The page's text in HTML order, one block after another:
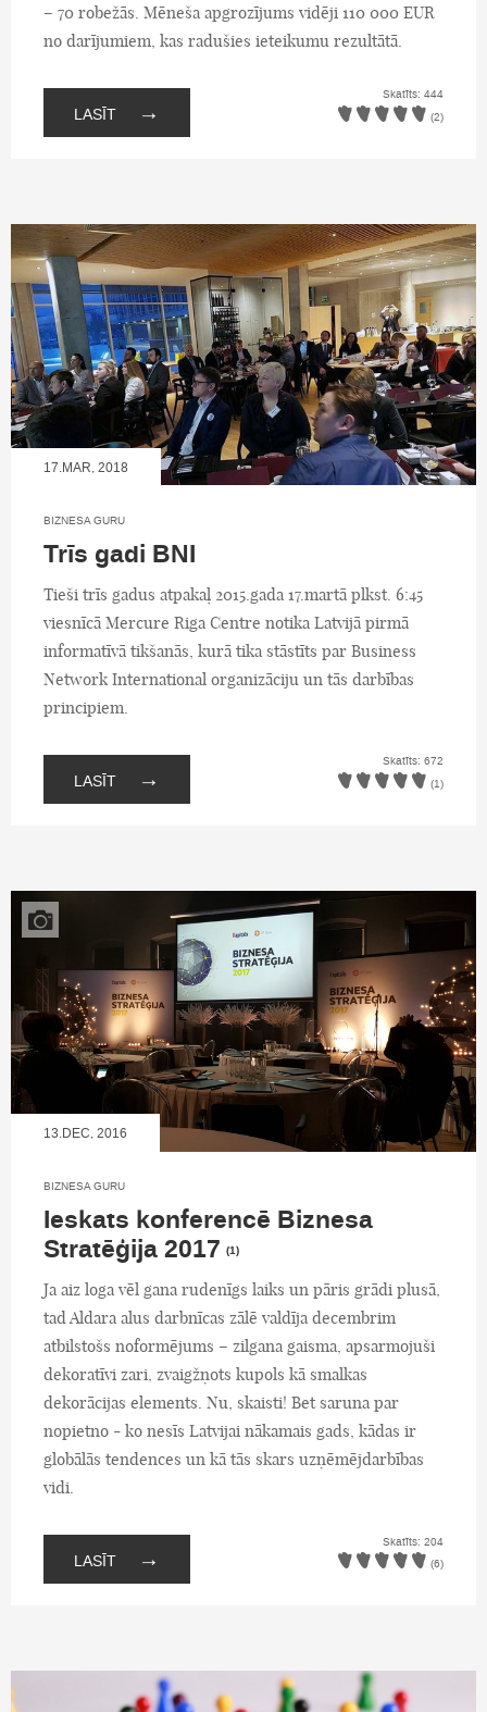
– 70 robežās. Mēneša apgrozījums vidēji 110 000 EUR
no darījumiem, kas radušies ieteikumu rezultātā.
LASĪT →
Skatīts: 444
(2)
17.MAR, 2018
BIZNESA GURU
Trīs gadi BNI
Tieši trīs gadus atpakaļ 2015.gada 17.martā plkst. 6:45
viesnīcā Mercure Riga Centre notika Latvijā pirmā
informatīvā tikšanās, kurā tika stāstīts par Business
Network International organizāciju un tās darbības
principiem.
LASĪT →
Skatīts: 672
(1)
13.DEC, 2016
BIZNESA GURU
Ieskats konferencē Biznesa
Stratēģija 2017 (1)
Ja aiz loga vēl gana rudenīgs laiks un pāris grādi plusā,
tad Aldara alus darbnīcas zālē valdīja decembrim
atbilstošs noformējums – zilgana gaisma, apsarmojuši
dekoratīvi zari, zvaigžņots kupols kā smalkas
dekorācijas elements. Nu, skaisti! Bet saruna par
nopietno - ko nesīs Latvijai nākamais gads, kādas ir
globālās tendences un kā tās skars uzņēmējdarbības
vidi.
LASĪT →
Skatīts: 204
(6)